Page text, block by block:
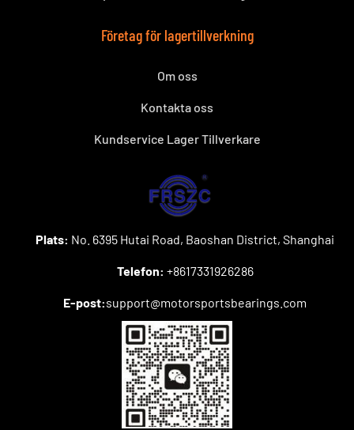
Företag för lagertillverkning
Om oss
Kontakta oss
Kundservice Lager Tillverkare
Plats: No. 6395 Hutai Road, Baoshan District, Shanghai
Telefon: +8617331926286
E-post:support@motorsportsbearings.com